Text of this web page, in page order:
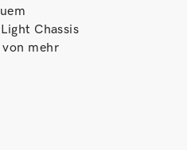
Chassis
von mehr